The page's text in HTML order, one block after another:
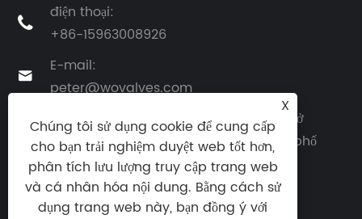

điện thoại:
+86-15963008926

E-mail:
peter@wovalves.com

Địa chỉ: Phía nam đường Thâm Quyến ở
phía đông đường Quảng Châu, thành phố
Pingdu, tỉnh Qingdao, Trung Quốc
X
Chúng tôi sử dụng cookie để cung cấp
cho bạn trải nghiệm duyệt web tốt hơn,
phân tích lưu lượng truy cập trang web
và cá nhân hóa nội dung. Bằng cách sử
dụng trang web này, bạn đồng ý với